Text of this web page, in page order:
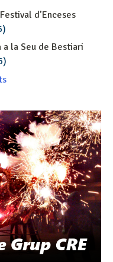
d’Enceses
la Seu de Bestiari